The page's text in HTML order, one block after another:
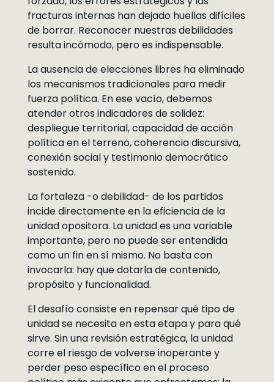
fracturas internas han dejado huellas difíciles
de borrar. Reconocer nuestras debilidades
resulta incómodo, pero es indispensable.
La ausencia de elecciones libres ha eliminado
los mecanismos tradicionales para medir
fuerza política. En ese vacío, debemos
atender otros indicadores de solidez:
despliegue territorial, capacidad de acción
política en el terreno, coherencia discursiva,
conexión social y testimonio democrático
sostenido.
La fortaleza -o debilidad- de los partidos
incide directamente en la eficiencia de la
unidad opositora. La unidad es una variable
importante, pero no puede ser entendida
como un fin en sí mismo. No basta con
invocarla: hay que dotarla de contenido,
propósito y funcionalidad.
El desafío consiste en repensar qué tipo de
unidad se necesita en esta etapa y para qué
sirve. Sin una revisión estratégica, la unidad
corre el riesgo de volverse inoperante y
perder peso específico en el proceso